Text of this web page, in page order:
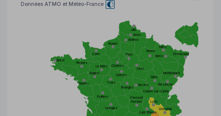
Données ATMO et Météo-France
Rennes
Le Mans
Angers
Nantes
Caen
Rouen
Arras
Lille
Reims
Metz
Nancy
Saint-Etienne
Clermont
Ferrand
Grenoble
Orléans
Tours
Chartres
Bourges
Poitiers
Limoges
Sens
Chalon-sur-Saône
Nevers
Dijon
Besançon
Montbéliard
Brest
Paris
Amiens
Lyon
Strasbourg